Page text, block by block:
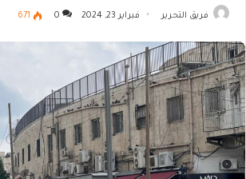
فريق التحرير فبراير 23, 2024 0
671